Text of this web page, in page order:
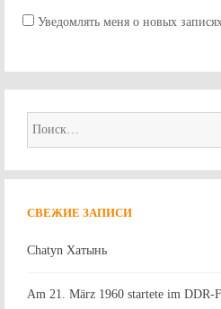
Уведомлять меня о новых
Найти:
СВЕЖИЕ ЗАПИСИ
Chatyn Хатынь
Am 21. März 1960 startete im DDR-